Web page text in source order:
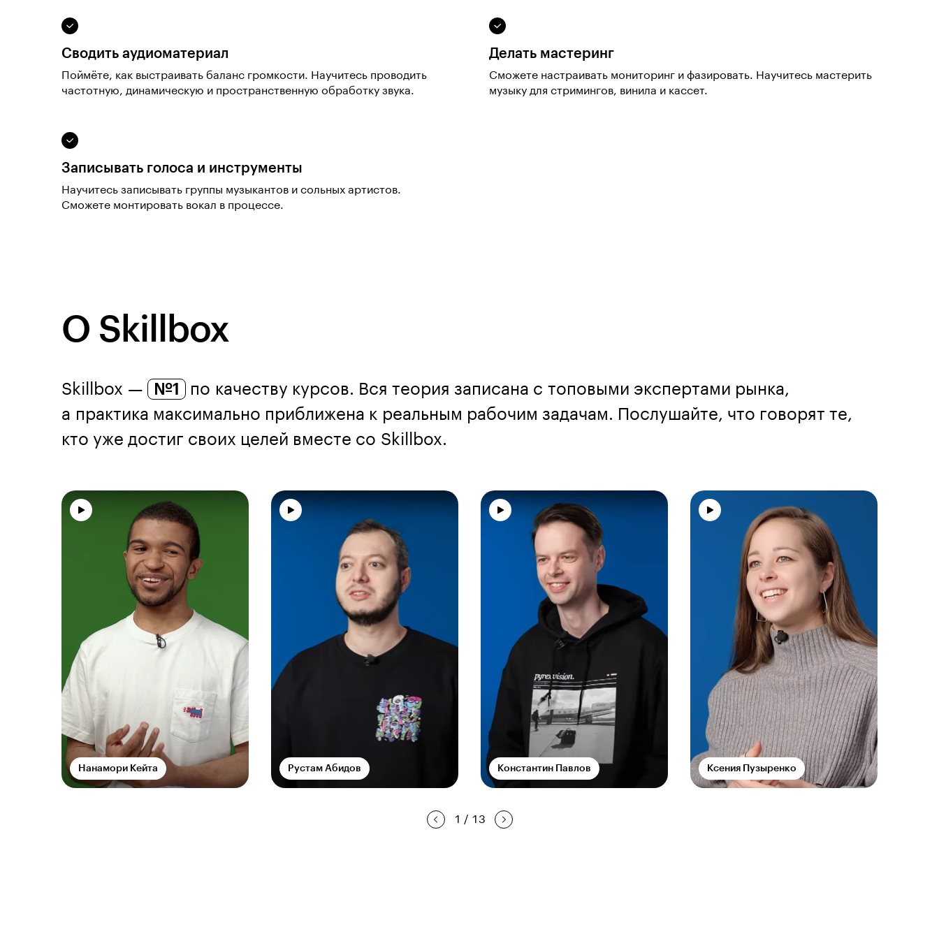
Сводить аудиоматериал
Поймёте, как выстраивать баланс громкости. Научитесь проводить
частотную, динамическую и пространственную обработку звука.
Делать мастеринг
Сможете настраивать мониторинг и фазировать. Научитесь мастерить
музыку для стримингов, винила и кассет.
Записывать голоса и инструменты
Научитесь записывать группы музыкантов и сольных артистов.
Сможете монтировать вокал в процессе.
О Skillbox
Skillbox — №1
по качеству курсов. Вся теория записана с топовыми экспертами рынка,
а практика максимально приближена к реальным рабочим задачам. Послушайте, что говорят те,
кто уже достиг своих целей вместе со Skillbox.
1 / 13
Нанамори Кейта Рустам Абидов Константин Павлов Ксения Пузыренко